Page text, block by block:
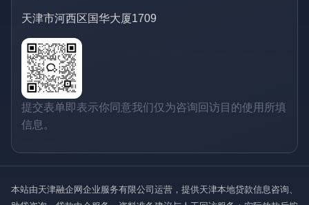
天津市河西区国华大厦1709
提交表单即表示你同意我们仅为咨询回访目的使用所填
信息。
本站由天津融企网企业服务有限公司运营，提供天津本地贷款信息咨询、